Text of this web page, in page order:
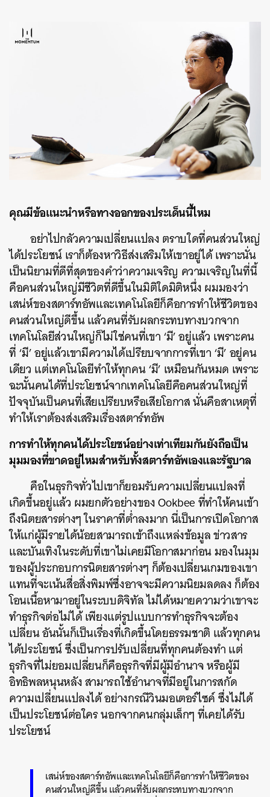
คุณมีข้อแนะนำหรือทางออกของประเด็นนี้ไหม
อย่าไปกลัวความเปลี่ยนแปลง ตราบใดที่คนส่วนใหญ่
ได้ประโยชน์ เราก็ต้องหาวิธีส่งเสริมให้เขาอยู่ได้ เพราะนั่น
เป็นนิยามที่ดีที่สุดของคำว่าความเจริญ ความเจริญในที่นี้
คือคนส่วนใหญ่มีชีวิตที่ดีขึ้นในมิติใดมิติหนึ่ง ผมมองว่า
เสน่ห์ของสตาร์ทอัพและเทคโนโลยีก็คือการทำให้ชีวิตของ
คนส่วนใหญ่ดีขึ้น แล้วคนที่รับผลกระทบทางบวกจาก
เทคโนโลยีส่วนใหญ่ก็ไม่ใช่คนที่เขา ‘มี’ อยู่แล้ว เพราะคน
ที่ ‘มี’ อยู่แล้วเขามีความได้เปรียบจากการที่เขา ‘มี’ อยู่คน
เดียว แต่เทคโนโลยีทำให้ทุกคน ‘มี’ เหมือนกันหมด เพราะ
ฉะนั้นคนได้ที่ประโยชน์จากเทคโนโลยีคือคนส่วนใหญ่ที่
ปัจจุบันเป็นคนที่เสียเปรียบหรือเสียโอกาส นั่นคือสาเหตุที่
ทำให้เราต้องส่งเสริมเรื่องสตาร์ทอัพ
การทำให้ทุกคนได้ประโยชน์อย่างเท่าเทียมกันยังถือเป็น
มุมมองที่ขาดอยู่ไหมสำหรับทั้งสตาร์ทอัพเองและรัฐบาล
คือในธุรกิจทั่วไปเขาก็ยอมรับความเปลี่ยนแปลงที่
เกิดขึ้นอยู่แล้ว ผมยกตัวอย่างของ Ookbee ที่ทำให้คนเข้า
ถึงนิตยสารต่างๆ ในราคาที่ต่ำลงมาก นี่เป็นการเปิดโอกาส
ให้แก่ผู้มีรายได้น้อยสามารถเข้าถึงแหล่งข้อมูล ข่าวสาร
และบันเทิงในระดับที่เขาไม่เคยมีโอกาสมาก่อน มองในมุม
ของผู้ประกอบการนิตยสารต่างๆ ก็ต้องเปลี่ยนเกมของเขา
แทนที่จะเน้นสื่อสิ่งพิมพ์ซึ่งอาจจะมีความนิยมลดลง ก็ต้อง
โอนเนื้อหามาอยู่ในระบบดิจิทัล ไม่ได้หมายความว่าเขาจะ
ทำธุรกิจต่อไม่ได้ เพียงแต่รูปแบบการทำธุรกิจจะต้อง
เปลี่ยน อันนั้นก็เป็นเรื่องที่เกิดขึ้นโดยธรรมชาติ แล้วทุกคน
ได้ประโยชน์ ซึ่งเป็นการปรับเปลี่ยนที่ทุกคนต้องทำ แต่
ธุรกิจที่ไม่ยอมเปลี่ยนก็คือธุรกิจที่มีผู้มีอำนาจ หรือผู้มี
อิทธิพลหนุนหลัง สามารถใช้อำนาจที่มีอยู่ในการสกัด
ความเปลี่ยนแปลงได้ อย่างกรณีวินมอเตอร์ไซค์ ซึ่งไม่ได้
เป็นประโยชน์ต่อใคร นอกจากคนกลุ่มเล็กๆ ที่เคยได้รับ
ประโยชน์
เสน่ห์ของสตาร์ทอัพและเทคโนโลยีก็คือการทำให้ชีวิตของ
คนส่วนใหญ่ดีขึ้น แล้วคนที่รับผลกระทบทางบวกจาก